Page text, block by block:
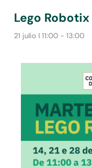
Lego Robotix
21 julio I 11:00- 13:00